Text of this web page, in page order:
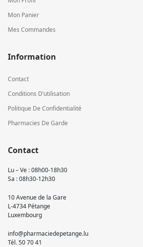
Mon Panier
Mes Commandes
Information
Contact
Conditions D’utilisation
Politique De Confidentialité
Pharmacies De Garde
Contact
Lu – Ve : 08h00-18h30
Sa : 08h30-12h30
10 Avenue de la Gare
L-4734 Pétange
Luxembourg
info@pharmaciedepetange.lu
Tél.50 70 41